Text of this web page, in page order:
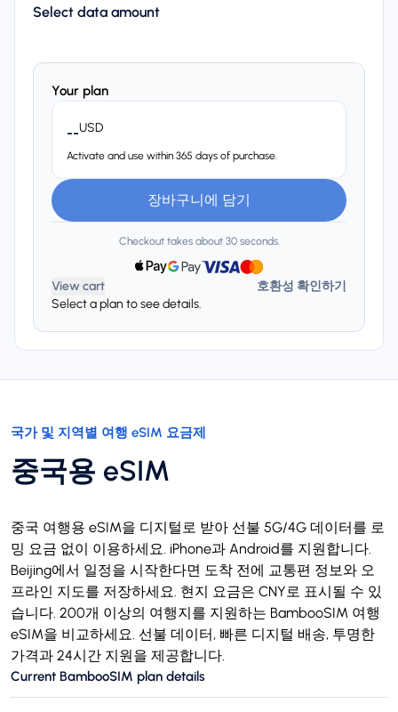
Select data amount
Your plan
--USD
Activate and use within 365 days of purchase.
장바구니에 담기
Checkout takes about 30 seconds.
View cart
호환성 확인하기
Select a plan to see details.
국가 및 지역별 여행 eSIM 요금제
중국용 eSIM
중국 여행용 eSIM을 디지털로 받아 선불 5G/4G 데이터를 로
밍 요금 없이 이용하세요. iPhone과 Android를 지원합니다.
Beijing에서 일정을 시작한다면 도착 전에 교통편 정보와 오
프라인 지도를 저장하세요. 현지 요금은 CNY로 표시될 수 있
습니다. 200개 이상의 여행지를 지원하는 BambooSIM 여행
eSIM을 비교하세요. 선불 데이터, 빠른 디지털 배송, 투명한
가격과 24시간 지원을 제공합니다.
Current BambooSIM plan details